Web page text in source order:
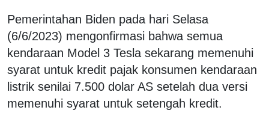
Pemerintahan Biden pada hari Selasa
(6/6/2023) mengonfirmasi bahwa semua
kendaraan Model 3 Tesla sekarang memenuhi
syarat untuk kredit pajak konsumen kendaraan
listrik senilai 7.500 dolar AS setelah dua versi
memenuhi syarat untuk setengah kredit.